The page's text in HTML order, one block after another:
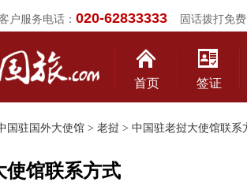
户服务电话： 020-62833333固话拨打免费
首页 签证
国驻国外大使馆 > 老挝 > 中国驻老挝大使馆联系
使馆联系方式